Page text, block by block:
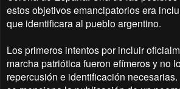
estos objetivos emancipatorios era
que identificara al pueblo argentino.
Los primeros intentos por incluir
marcha patriótica fueron efímeros y no
repercusión e identificación